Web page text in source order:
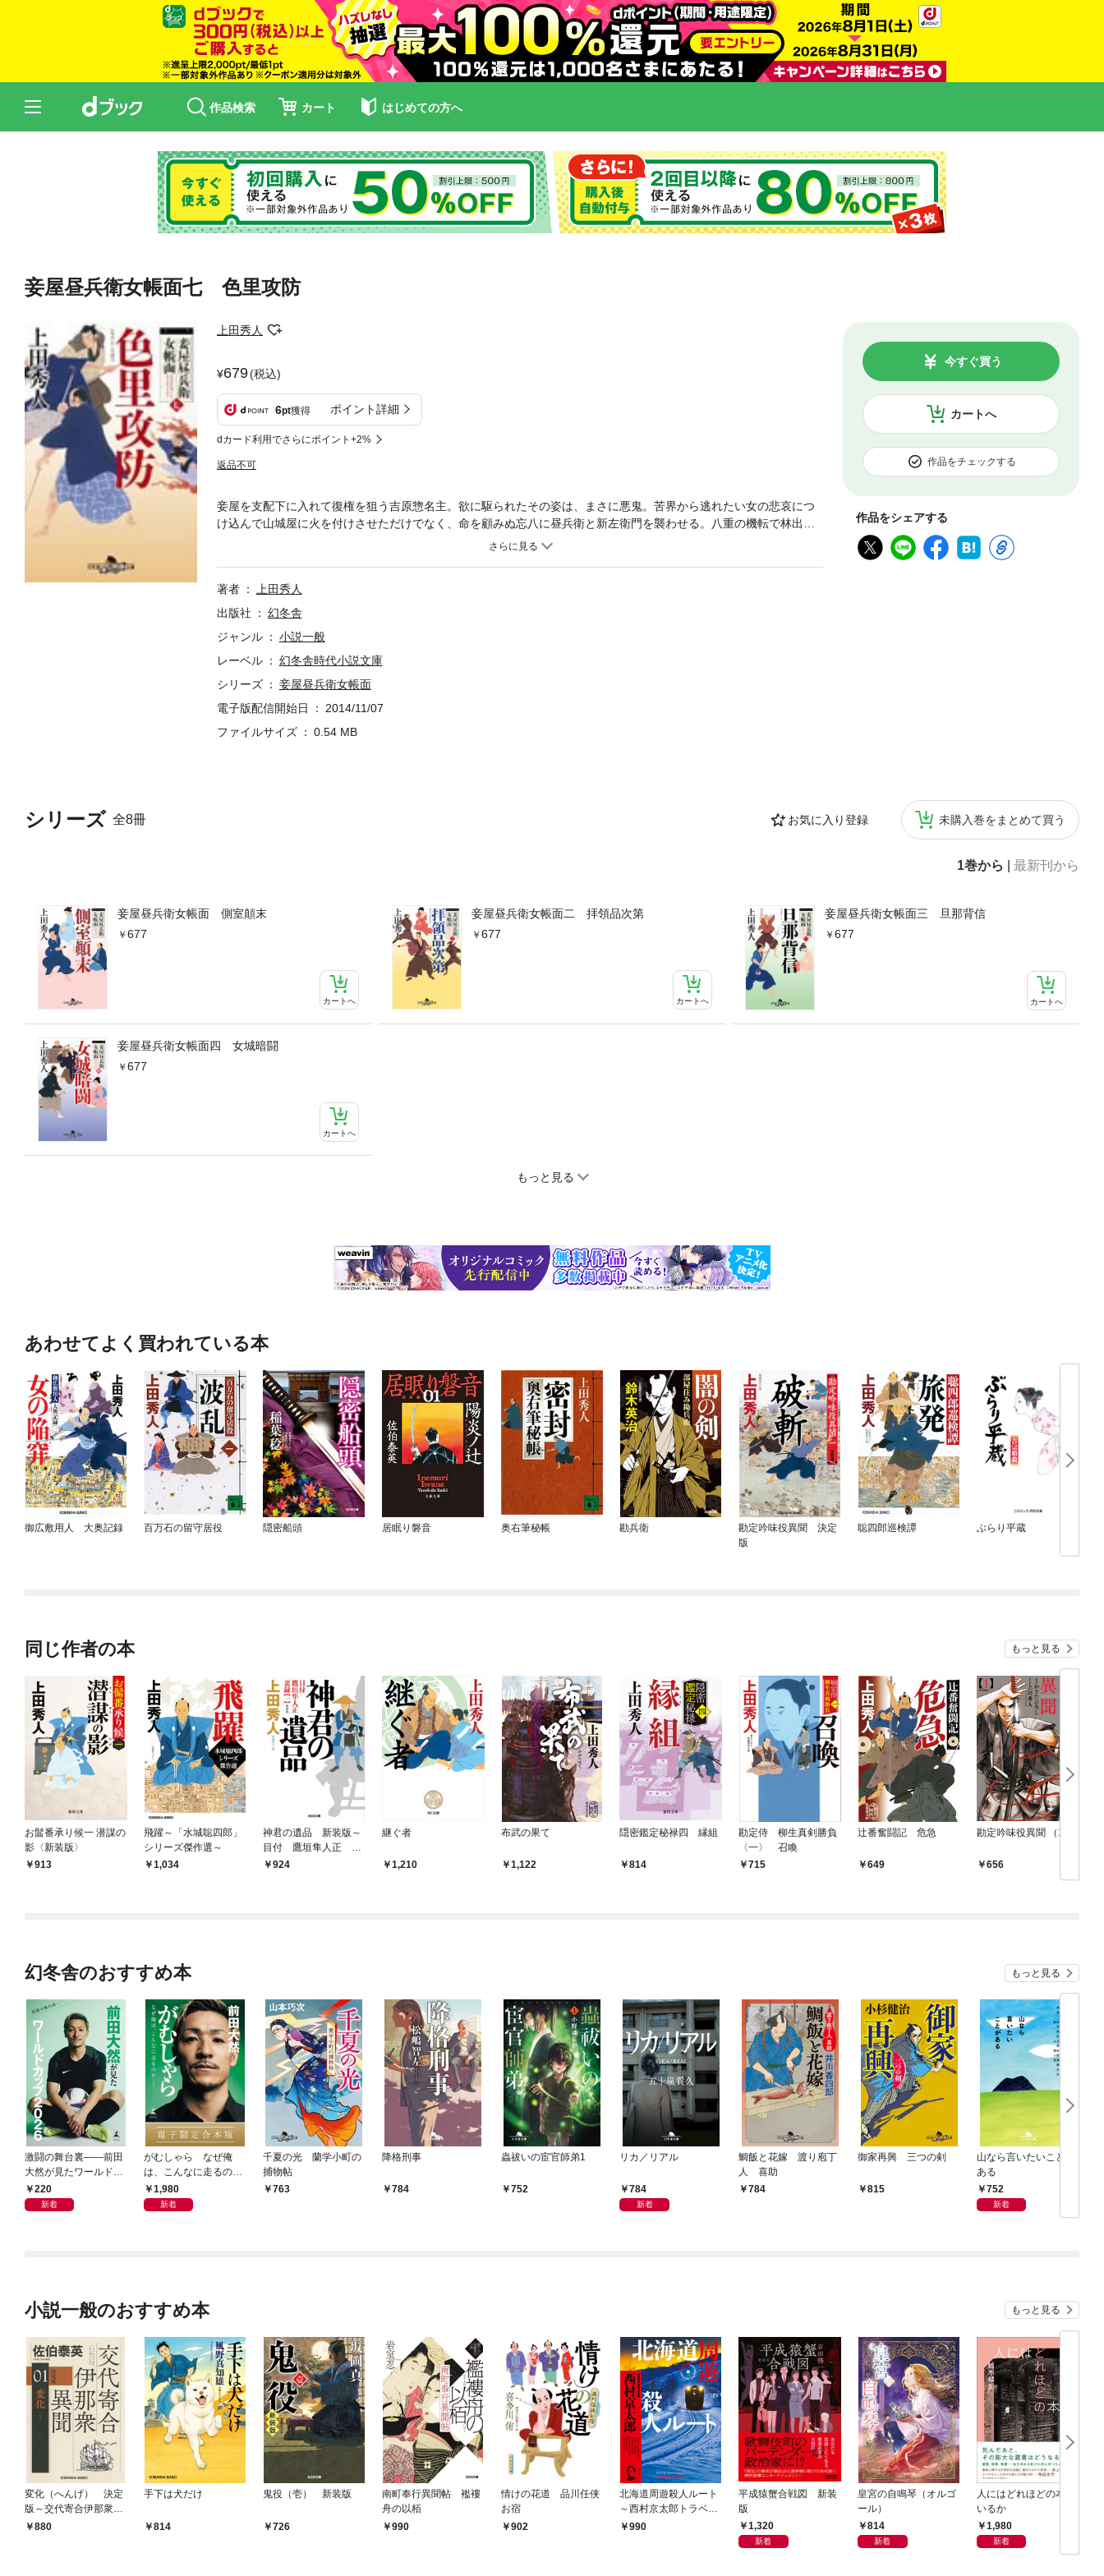
作品検索 カート はじめての方へ
妾屋昼兵衛女帳面七 色里攻防
上田秀人
679(税込)
6pt獲得 ポイント詳細
dカード利用でさらにポイント+2%
返品不可
カートへ
今すぐ買う
作品をチェックする
作品をシェアする
シリーズ 全8冊 お気に入り登録 未購入巻をまとめて買う
1巻から 最新刊から
妾屋昼兵衛女帳面 側室顛末
677
カートへ
妾屋昼兵衛女帳面二 拝領品次第
677
カートへ
妾屋昼兵衛女帳面三 旦那背信
677
カートへ
妾屋昼兵衛女帳面四 女城暗闘
677
カートへ
もっと見る
妾屋を支配下に入れて復権を狙う吉原惣名主。欲に駆られたその姿は、まさに悪鬼。苦界から逃れたい女の悲哀につ
け込んで山城屋に火を付けさせただけでなく、命を顧みぬ忘八に昼兵衛と新左衛門を襲わせる。八重の機転で林出羽
守の後ろ盾を得た昼兵衛。だが既に吉原は、妾屋一党の絆にひびを入れる卑劣な計略を巡らせていた。絶体絶命の第
著者
上田秀人
出版社
幻冬舎
ジャンル
小説一般
レーベル
幻冬舎時代小説文庫
シリーズ
妾屋昼兵衛女帳面
電子版配信開始日
2014/11/07
ファイルサイズ
0.54 MB
あわせてよく買われている本
御広敷用人 大奥記録 百万石の留守居役 隠密船頭 居眠り磐音 奥右筆秘帳 勘兵衛
勘定吟味役異聞 決定
版
聡四郎巡検譚 ぶらり平蔵
同じ作者の本 もっと見る
お髷番承り候一 潜謀の
影〈新装版〉
913
飛躍～「水城聡四郎」
シリーズ傑作選～
1,034
神君の遺品 新装版～
目付 鷹垣隼人正 裏
録（一）～
924
継ぐ者
1,210
布武の果て
1,122
隠密鑑定秘禄四 縁組
814
勘定侍 柳生真剣勝負
〈一〉 召喚
715
辻番奮闘記 危急
649
勘定吟味役異聞 （1）
656
幻冬舎のおすすめ本 もっと見る
激闘の舞台裏――前田
大然が見たワールドカ
ップ2026
220
新着
がむしゃら なぜ俺
は、こんなに走るのか
——。【電子限定合本
版】
1,980
新着
千夏の光 蘭学小町の
捕物帖
763
降格刑事
784
蟲祓いの宦官師弟1
752
リカ／リアル
784
新着
鯛飯と花嫁 渡り庖丁
人 喜助
784
御家再興 三つの剣
815
山なら言いたいことが
ある
752
新着
小説一般のおすすめ本 もっと見る
変化（へんげ） 決定
版～交代寄合伊那衆異
聞（1）～
880
手下は犬だけ
814
鬼役（壱） 新装版
726
南町奉行異聞帖 襤褸
舟の以栢
990
情けの花道 品川任侠
お宿
902
北海道周遊殺人ルート
～西村京太郎トラベル
ミステリー・セレクシ
990
平成猿蟹合戦図 新装
版
1,320
新着
皇宮の自鳴琴（オルゴ
ール）
814
新着
人にはどれほどの本が
いるか
1,980
新着